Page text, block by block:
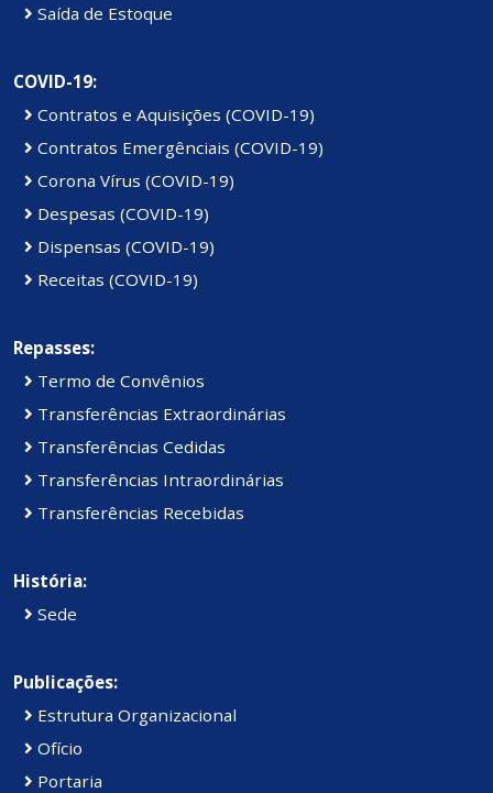
Saída de Estoque
COVID-19:
Contratos e Aquisições (COVID-19)
Contratos Emergênciais (COVID-19)
Corona Vírus (COVID-19)
Despesas (COVID-19)
Dispensas (COVID-19)
Receitas (COVID-19)
Repasses:
Termo de Convênios
Transferências Extraordinárias
Transferências Cedidas
Transferências Intraordinárias
Transferências Recebidas
História:
Sede
Publicações:
Estrutura Organizacional
Ofício
Portaria